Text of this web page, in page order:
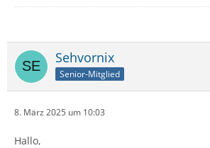
Sehvornix
Senior-Mitglied
8. März 2025 um 10:03
Hallo,